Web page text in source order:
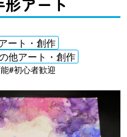
ート・創作
他アート・創作
#初心者歓迎